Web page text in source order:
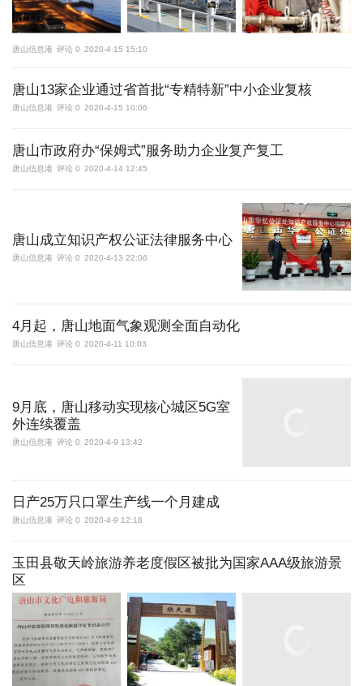
唐山信息港 评论 0 2020-4-15 15:10
唐山13家企业通过省首批“专精特新”中小企业复核
唐山信息港 评论 0 2020-4-15 10:06
唐山市政府办“保姆式”服务助力企业复产复工
唐山信息港 评论 0 2020-4-14 12:45
唐山成立知识产权公证法律服务中心
唐山信息港 评论 0 2020-4-13 22:06
4月起，唐山地面气象观测全面自动化
唐山信息港 评论 0 2020-4-11 10:03
9月底，唐山移动实现核心城区5G室
外连续覆盖
唐山信息港 评论 0 2020-4-9 13:42
日产25万只口罩生产线一个月建成
唐山信息港 评论 0 2020-4-9 12:18
玉田县敬天岭旅游养老度假区被批为国家AAA级旅游景
区